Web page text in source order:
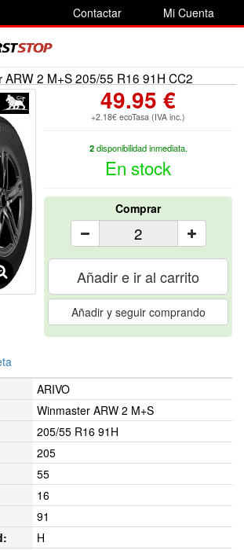
Contactar Mi Cuenta
ARW 2 M+S 205/55 R16 91H CC2
49.95 €
+2.18€ ecoTasa (IVA inc.)
2disponibilidad inmediata.
En stock
Comprar
Añadir e ir al carrito
Añadir y seguir comprando
ARIVO
Winmaster ARW 2 M+S
205/55 R16 91H
205
55
16
91
H